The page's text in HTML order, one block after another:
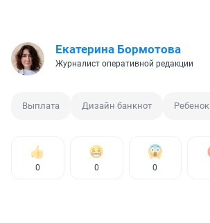
Екатерина Бормотова
Журналист оперативной редакции
Выплата Дизайн банкнот Ребенок
0 0 0